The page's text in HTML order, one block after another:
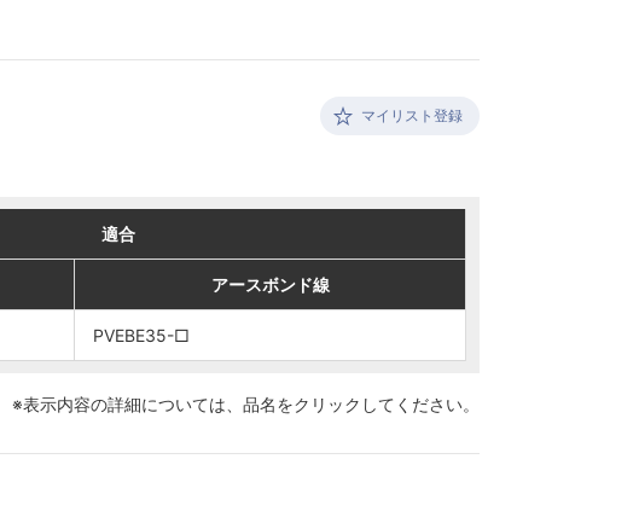
マイリスト登録
適合
アースボンド線
PVEBE35-□
適合
アースボンド線
PVEBE35-□
※表示内容の詳細については、 品名をクリックしてください。